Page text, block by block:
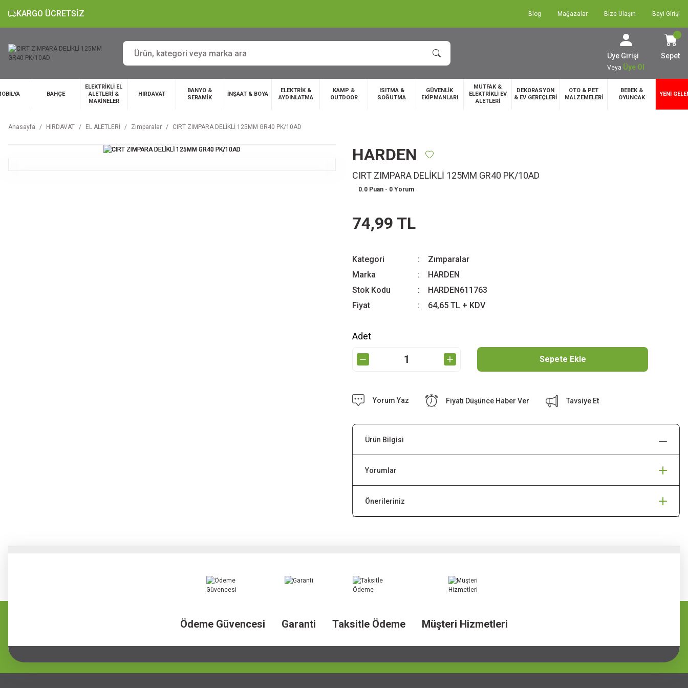
KARGO ÜCRETSİZ Blog Mağazalar Bize Ulaşın Bayi Girişi
Üye Girişi
Veya Üye Ol
Sepet
BAHÇE
ELEKTRİKLİ EL
ALETLERİ &
MAKİNELER
HIRDAVAT
BANYO &
SERAMİK
İNŞAAT & BOYA
ELEKTRİK &
AYDINLATMA
KAMP &
OUTDOOR
ISITMA &
SOĞUTMA
GÜVENLİK
EKİPMANLARI
MUTFAK &
ELEKTRİKLİ EV
ALETLERİ
DEKORASYON
& EV GEREÇLERİ
OTO & PET
MALZEMELERİ
BEBEK &
OYUNCAK
YENİ
Anasayfa HIRDAVAT EL ALETLERİ Zımparalar CIRT ZIMPARA DELİKLİ 125MM GR40 PK/10AD
HARDEN
CIRT ZIMPARA DELİKLİ 125MM GR40 PK/10AD
0.0 Puan - 0 Yorum
74,99 TL
Kategori
Zımparalar
Marka
HARDEN
Stok Kodu
HARDEN611763
Fiyat
64,65 TL + KDV
Adet
Sepete Ekle
Yorum Yaz Fiyatı Düşünce Haber Ver Tavsiye Et
Ürün Bilgisi
Yorumlar
Önerileriniz
Ödeme Güvencesi Garanti Taksitle Ödeme Müşteri Hizmetleri